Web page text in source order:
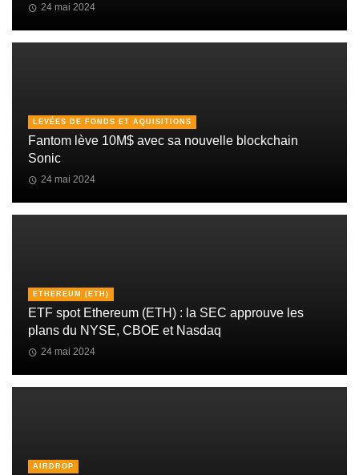
24 mai 2024
LEVÉES DE FONDS ET AQUISITIONS
Fantom lève 10M$ avec sa nouvelle blockchain
Sonic
24 mai 2024
ETHEREUM (ETH)
ETF spot Ethereum (ETH) : la SEC approuve les
plans du NYSE, CBOE et Nasdaq
24 mai 2024
AIRDROP